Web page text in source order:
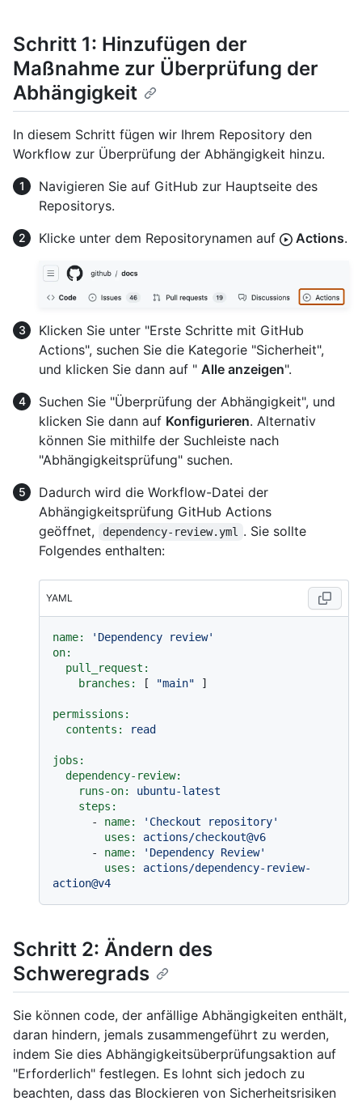
Schritt 1: Hinzufügen der
Maßnahme zur Überprüfung der
Abhängigkeit
In diesem Schritt fügen wir Ihrem Repository den
Workflow zur Überprüfung der Abhängigkeit hinzu.
Navigieren Sie auf GitHub zur Hauptseite des
Repositorys.
Klicke unter dem Repositorynamen auf
Actions.
Klicken Sie unter "Erste Schritte mit GitHub
Actions", suchen Sie die Kategorie "Sicherheit",
und klicken Sie dann auf " Alle anzeigen".
Suchen Sie "Überprüfung der Abhängigkeit", und
klicken Sie dann auf Konfigurieren. Alternativ
können Sie mithilfe der Suchleiste nach
"Abhängigkeitsprüfung" suchen.
Dadurch wird die Workflow-Datei der
Abhängigkeitsprüfung GitHub Actions
geöffnet,
dependency-review.yml
. Sie sollte
Folgendes enthalten:
YAML
name:
'Dependency review'
on:
pull_request:
branches:
[ "main" ]
permissions:
contents:
read
jobs:
dependency-review:
runs-on:
ubuntu-latest
steps:
-
name:
'Checkout repository'
uses:
actions/checkout@v6
-
name:
'Dependency Review'
uses:
actions/dependency-review-
action@v4
Schritt 2: Ändern des
Schweregrads
Sie können code, der anfällige Abhängigkeiten enthält,
daran hindern, jemals zusammengeführt zu werden,
indem Sie dies Abhängigkeitsüberprüfungsaktion auf
"Erforderlich" festlegen. Es lohnt sich jedoch zu
beachten, dass das Blockieren von Sicherheitsrisiken